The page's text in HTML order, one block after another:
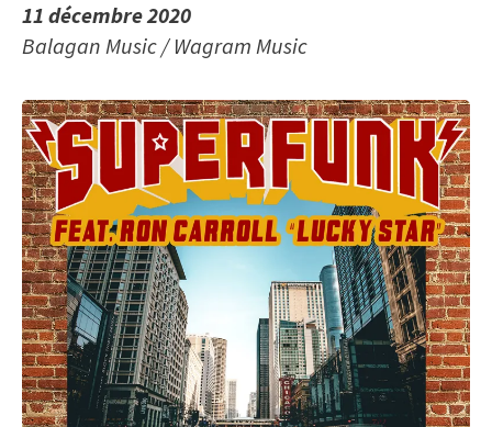
11 décembre 2020
Balagan Music / Wagram Music